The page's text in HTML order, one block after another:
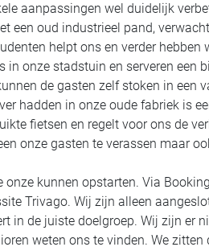
aanpassingen wel duidelijk
een oud industrieel pand,
helpt ons en verder hebben
in onze stadstuin en serveren een
de gasten zelf stoken in een
hadden in onze oude fabriek is
fietsen en regelt voor ons de
onze gasten te verassen maar
kunnen opstarten. Via
Trivago. Wij zijn alleen
in de juiste doelgroep. Wij zijn er
weten ons te vinden. We